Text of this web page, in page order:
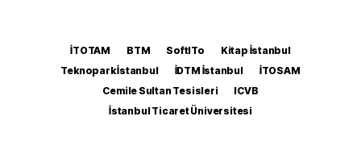
İTOTAM BTM SoftITo
Kitap İstanbul
Teknopark İstanbul
İDTM İstanbul
İTOSAM
Cemile Sultan Tesisleri
ICVB
İstanbul Ticaret Üniversitesi